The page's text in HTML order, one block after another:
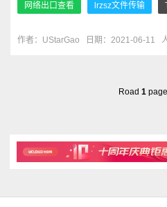
网络出口查看 lrzsz文件传输
作者：UStarGao 日期：2021-06-11
Road 1page